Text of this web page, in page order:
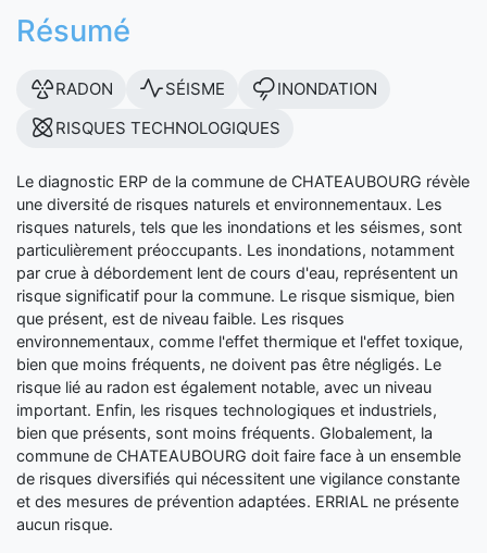
Résumé
RADON SÉISME
INONDATION
RISQUES TECHNOLOGIQUES
Le diagnostic ERP de la commune de CHATEAUBOURG révèle
une diversité de risques naturels et environnementaux. Les
risques naturels, tels que les inondations et les séismes, sont
particulièrement préoccupants. Les inondations, notamment
par crue à débordement lent de cours d'eau, représentent un
risque significatif pour la commune. Le risque sismique, bien
que présent, est de niveau faible. Les risques
environnementaux, comme l'effet thermique et l'effet toxique,
bien que moins fréquents, ne doivent pas être négligés. Le
risque lié au radon est également notable, avec un niveau
important. Enfin, les risques technologiques et industriels,
bien que présents, sont moins fréquents. Globalement, la
commune de CHATEAUBOURG doit faire face à un ensemble
de risques diversifiés qui nécessitent une vigilance constante
et des mesures de prévention adaptées. ERRIAL ne présente
aucun risque.